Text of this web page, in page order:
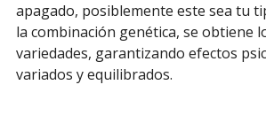
apagado, posiblemente este sea tu
la combinación genética, se obtiene
variedades, garantizando efectos
variados y equilibrados.